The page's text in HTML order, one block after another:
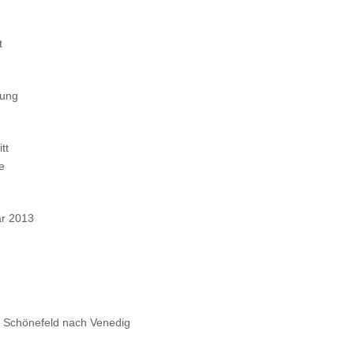
2013
nach Venedig